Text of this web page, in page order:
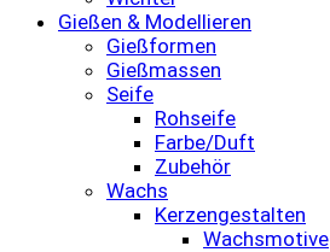
Gießen & Modellieren
Gießformen
Gießmassen
Seife
Rohseife
Farbe/Duft
Zubehör
Wachs
Kerzengestalten
Wachsmotive